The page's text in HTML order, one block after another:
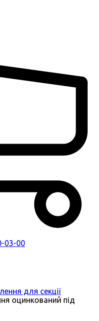
03-00
для секції
оцинкований під